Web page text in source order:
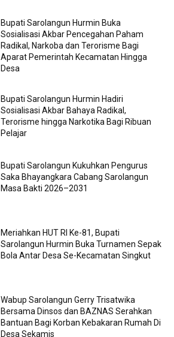
Bupati Sarolangun Hurmin Buka
Sosialisasi Akbar Pencegahan Paham
Radikal, Narkoba dan Terorisme Bagi
Aparat Pemerintah Kecamatan Hingga
Desa
Bupati Sarolangun Hurmin Hadiri
Sosialisasi Akbar Bahaya Radikal,
Terorisme hingga Narkotika Bagi Ribuan
Pelajar
Bupati Sarolangun Kukuhkan Pengurus
Saka Bhayangkara Cabang Sarolangun
Masa Bakti 2026–2031
Meriahkan HUT RI Ke-81, Bupati
Sarolangun Hurmin Buka Turnamen Sepak
Bola Antar Desa Se-Kecamatan Singkut
Wabup Sarolangun Gerry Trisatwika
Bersama Dinsos dan BAZNAS Serahkan
Bantuan Bagi Korban Kebakaran Rumah Di
Desa Sekamis